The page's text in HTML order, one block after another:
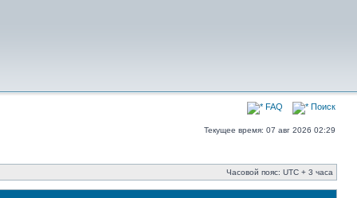
FAQ Поиск
Текущее время: 07 авг 2026 02:29
Часовой пояс: UTC + 3 часа